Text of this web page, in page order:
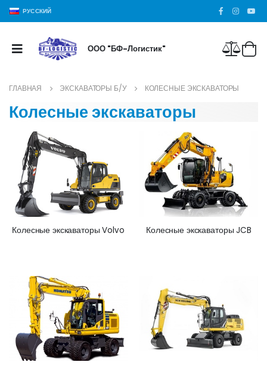
РУССКИЙ
ООО "БФ-Логистик"
ГЛАВНАЯ ЭКСКАВАТОРЫ Б/У КОЛЕСНЫЕ ЭКСКАВАТОРЫ
Колесные экскаваторы
Колесные экскаваторы Volvo Колесные экскаваторы JCB